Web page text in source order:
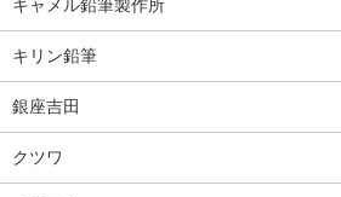
キャメル鉛筆製作所
キリン鉛筆
銀座吉田
クツワ